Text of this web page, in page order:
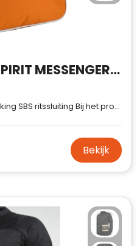
Derby of Sweden SPIRIT MESSENGER (RPET)
600 D R Pet Polyester / TPE Backing SBS ritssluiting Bij het produceren van deze tas hebben we stof gemaakt van gerecycled polyestergaren. Het garen is gemaakt van gebruikte PET-flessen.
Bekijk
zien hoe een
aan de behoeften
te geven tot
op één
de
van